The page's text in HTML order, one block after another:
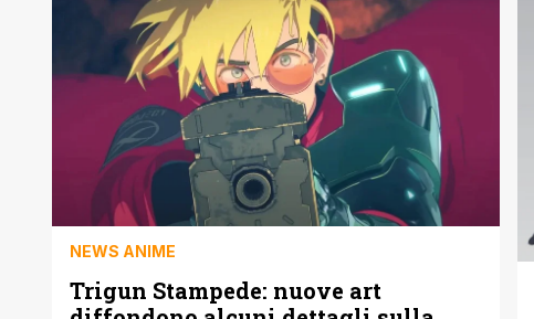
data di uscita ufficiale della trasposizione animata che
dovrebbe adattare l'ultima parte del manga: l'anime
uscirà il 10 ottobre. (FONTE CB) In [']
NEWS ANIME
Trigun Stampede: nuove art